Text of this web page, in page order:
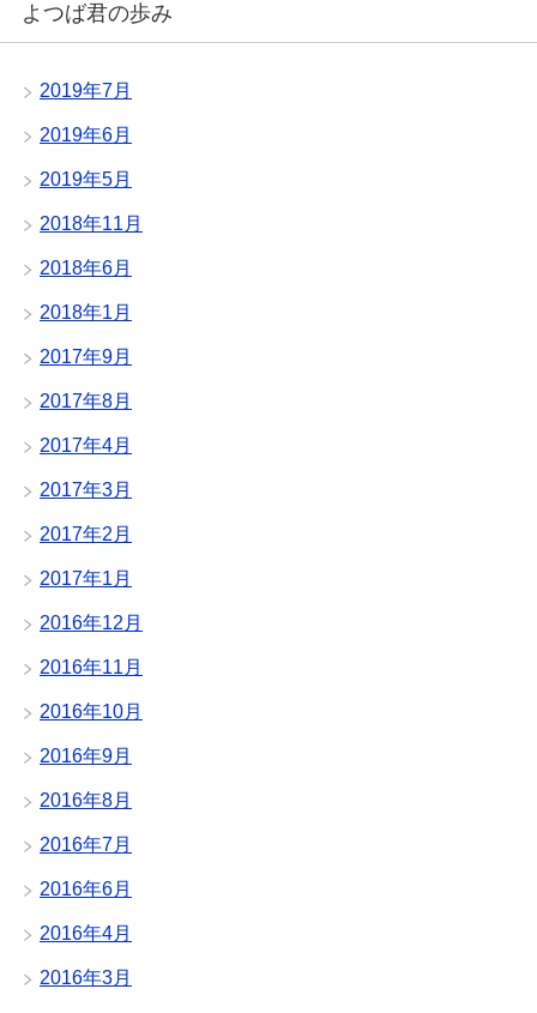
よつば君の歩み
2019年7月
2019年6月
2019年5月
2018年11月
2018年6月
2018年1月
2017年9月
2017年8月
2017年4月
2017年3月
2017年2月
2017年1月
2016年12月
2016年11月
2016年10月
2016年9月
2016年8月
2016年7月
2016年6月
2016年4月
2016年3月